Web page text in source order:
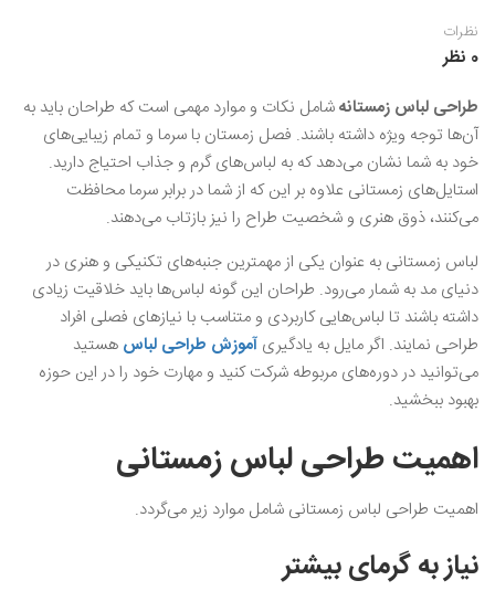
نظرات
0 نظر
طراحی لباس زمستانهشامل نکات و موارد مهمی است که طراحان باید به
آن‌ها توجه ویژه داشته باشند. فصل زمستان با سرما و تمام زیبایی‌های
خود به شما نشان می‌دهد که به لباس‌های گرم و جذاب احتیاج دارید.
استایل‌های زمستانی علاوه بر این که از شما در برابر سرما محافظت
می‌کنند، ذوق هنری و شخصیت طراح را نیز بازتاب می‌دهند.
لباس زمستانی به عنوان یکی از مهمترین جنبه‌های تکنیکی و هنری در
دنیای مد به شمار می‌رود. طراحان این گونه لباس‌ها باید خلاقیت زیادی
داشته باشند تا لباس‌هایی کاربردی و متناسب با نیازهای فصلی افراد
طراحی نمایند. اگر مایل به یادگیری آموزش طراحی لباس هستید
می‌توانید در دوره‌های مربوطه شرکت کنید و مهارت خود را در این حوزه
بهبود ببخشید.
اهمیت طراحی لباس زمستانی
اهمیت طراحی لباس زمستانی شامل موارد زیر می‌گردد.
نیاز به گرمای بیشتر